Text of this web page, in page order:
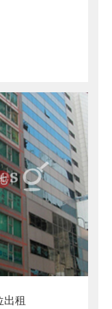
出租